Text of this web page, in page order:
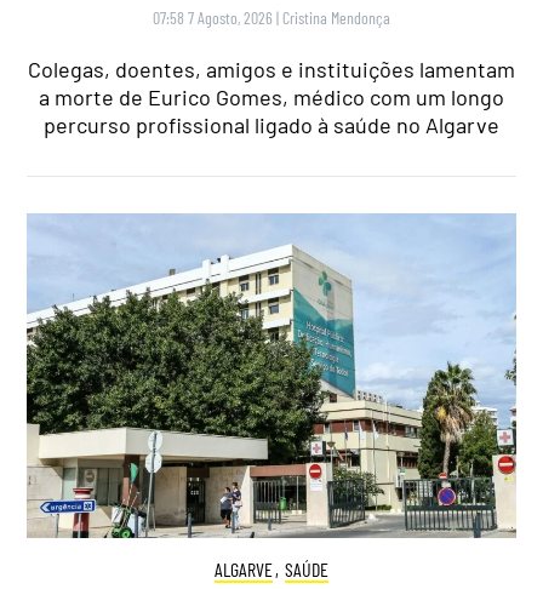
07:58 7 Agosto, 2026 | Cristina Mendonça
Colegas, doentes, amigos e instituições lamentam
a morte de Eurico Gomes, médico com um longo
percurso profissional ligado à saúde no Algarve
ALGARVE, SAÚDE